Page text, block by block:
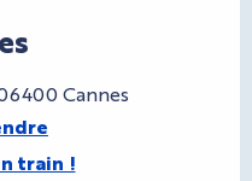
Cannes
train !